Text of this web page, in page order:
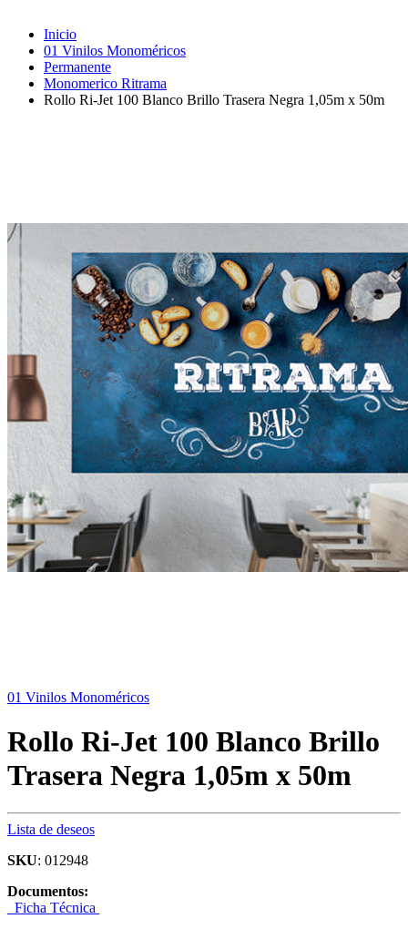
Inicio
01 Vinilos Monoméricos
Permanente
Monomerico Ritrama
Rollo Ri-Jet 100 Blanco Brillo Trasera Negra 1,05m x 50m
01 Vinilos Monoméricos
Rollo Ri-Jet 100 Blanco Brillo
Trasera Negra 1,05m x 50m
Lista de deseos
SKU: 012948
Documentos:
Ficha Técnica